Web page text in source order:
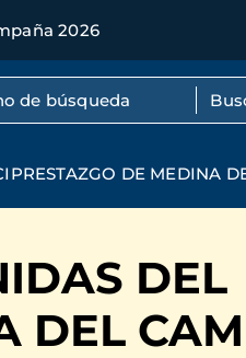
2026
completo
DE MEDINA
DEL
DEL